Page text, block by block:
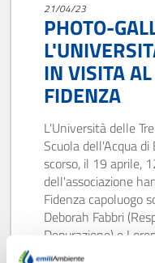
21/04/23
PHOTO-
IN VISITA
FIDENZA
L'Università delle
Scuola dell'Acqua
scorso, il 19 aprile,
dell'associazione
Fidenza capoluogo
Deborah Fabbri
Depurazione) e
Gestione e